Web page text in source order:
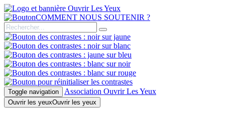
COMMENT NOUS SOUTENIR ?
Toggle navigation Association Ouvrir Les Yeux
Ouvrir les yeuxOuvrir les yeux